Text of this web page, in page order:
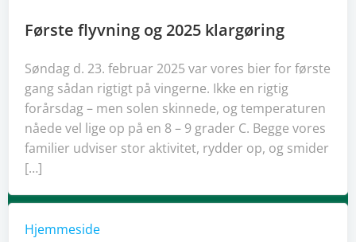
Første flyvning og 2025 klargøring
Søndag d. 23. februar 2025 var vores bier for første
gang sådan rigtigt på vingerne. Ikke en rigtig
forårsdag – men solen skinnede, og temperaturen
nåede vel lige op på en 8 – 9 grader C. Begge vores
familier udviser stor aktivitet, rydder op, og smider
[…]
Hjemmeside